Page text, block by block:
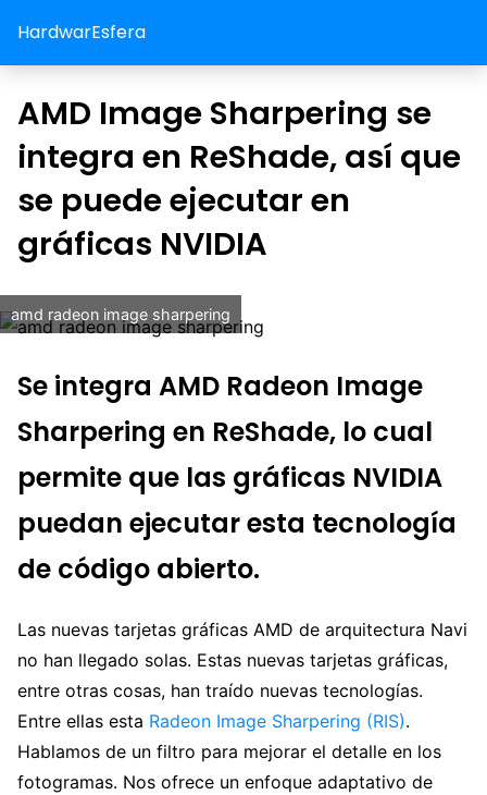
HardwarEsfera
AMD Image Sharpering se
integra en ReShade, así que
se puede ejecutar en
gráficas NVIDIA
amd radeon image sharpering
Se integra AMD Radeon Image
Sharpering en ReShade, lo cual
permite que las gráficas NVIDIA
puedan ejecutar esta tecnología
de código abierto.
Las nuevas tarjetas gráficas AMD de arquitectura Navi
no han llegado solas. Estas nuevas tarjetas gráficas,
entre otras cosas, han traído nuevas tecnologías.
Entre ellas esta Radeon Image Sharpering (RIS).
Hablamos de un filtro para mejorar el detalle en los
fotogramas. Nos ofrece un enfoque adaptativo de